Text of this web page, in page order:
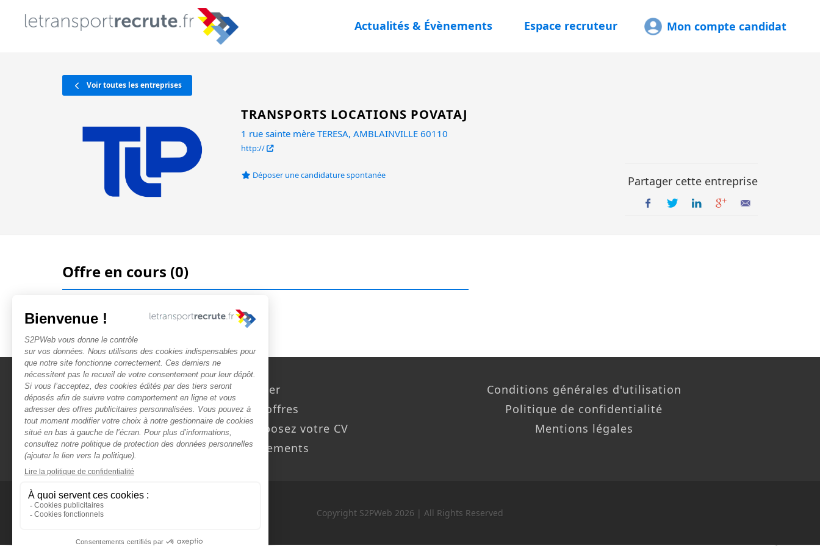
Actualités & Évènements Espace recruteur Mon compte candidat
Voir toutes les entreprises
TRANSPORTS LOCATIONS POVATAJ
1 rue sainte mère TERESA, AMBLAINVILLE 60110
http://
Déposer une candidature spontanée Partager cette entreprise
Offre en cours (0)
Nous contacter
Rechercher des offres
Faîtes-vous chasser ! Déposez votre CV
Actualités et évènements
Conditions générales d'utilisation
Politique de confidentialité
Mentions légales
Copyright S2PWeb 2026 | All Rights Reserved